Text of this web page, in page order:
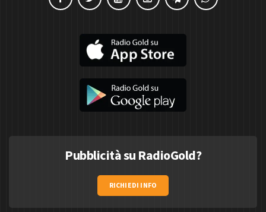
Pubblicità su RadioGold?
RICHIEDI INFO